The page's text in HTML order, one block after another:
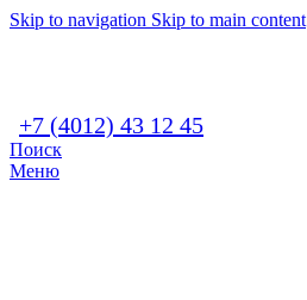
Skip to navigation Skip to main content
+7 (4012) 43 12 45
Поиск
Меню